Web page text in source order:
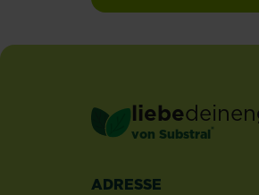
die
blühende
Wände
verwandeln.
den
liebedeinen
von Substral®
ADRESSE